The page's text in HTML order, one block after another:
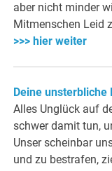
aber nicht minder
Mitmenschen Leid
>>> hier weiter
Deine unsterbliche
Alles Unglück auf
schwer damit tun,
Unser scheinbar
und zu bestrafen,